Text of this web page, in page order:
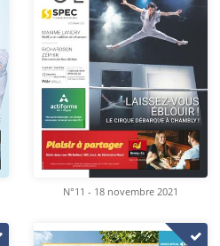
N°11 - 18 novembre 2021